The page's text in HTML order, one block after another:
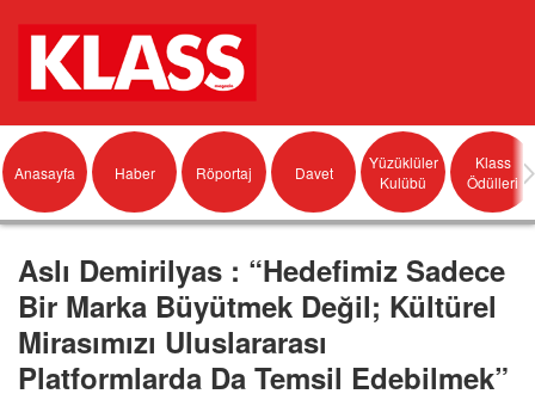
Anasayfa Haber Röportaj Davet
Yüzüklüler
Kulübü
Klass
Ödülleri
Aslı Demirilyas : “Hedefimiz Sadece
Bir Marka Büyütmek Değil; Kültürel
Mirasımızı Uluslararası
Platformlarda Da Temsil Edebilmek”